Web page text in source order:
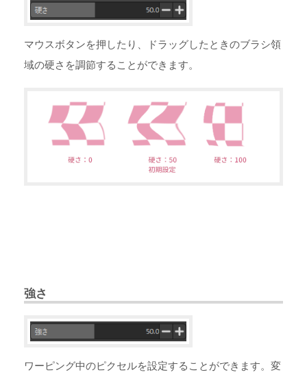
マウスボタンを押したり、ドラッグしたときのブラシ領
域の硬さを調節することができます。
強さ
ワーピング中のピクセルを設定することができます。変